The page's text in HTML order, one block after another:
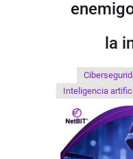
la
Inteligencia